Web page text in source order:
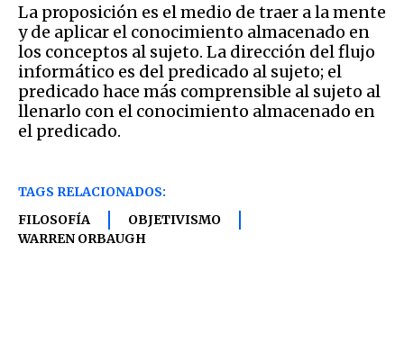
La proposición es el medio de traer a la mente
y de aplicar el conocimiento almacenado en
los conceptos al sujeto. La dirección del flujo
informático es del predicado al sujeto; el
predicado hace más comprensible al sujeto al
llenarlo con el conocimiento almacenado en
el predicado.
TAGS RELACIONADOS:
FILOSOFÍA
OBJETIVISMO
WARREN ORBAUGH